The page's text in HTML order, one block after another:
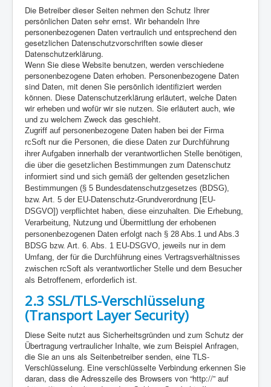
Die Betreiber dieser Seiten nehmen den Schutz Ihrer
persönlichen Daten sehr ernst. Wir behandeln Ihre
personenbezogenen Daten vertraulich und entsprechend den
gesetzlichen Datenschutzvorschriften sowie dieser
Datenschutzerklärung.
Wenn Sie diese Website benutzen, werden verschiedene
personenbezogene Daten erhoben. Personenbezogene Daten
sind Daten, mit denen Sie persönlich identifiziert werden
können. Diese Datenschutzerklärung erläutert, welche Daten
wir erheben und wofür wir sie nutzen. Sie erläutert auch, wie
und zu welchem Zweck das geschieht.
Zugriff auf personenbezogene Daten haben bei der Firma
rcSoft nur die Personen, die diese Daten zur Durchführung
ihrer Aufgaben innerhalb der verantwortlichen Stelle benötigen,
die über die gesetzlichen Bestimmungen zum Datenschutz
informiert sind und sich gemäß der geltenden gesetzlichen
Bestimmungen (§ 5 Bundesdatenschutzgesetzes (BDSG),
bzw. Art. 5 der EU-Datenschutz-Grundverordnung [EU-
DSGVO]) verpflichtet haben, diese einzuhalten. Die Erhebung,
Verarbeitung, Nutzung und Übermittlung der erhobenen
personenbezogenen Daten erfolgt nach § 28 Abs.1 und Abs.3
BDSG bzw. Art. 6. Abs. 1 EU-DSGVO, jeweils nur in dem
Umfang, der für die Durchführung eines Vertragsverhältnisses
zwischen rcSoft als verantwortlicher Stelle und dem Besucher
als Betroffenem, erforderlich ist.
2.3 SSL/TLS-Verschlüsselung
(Transport Layer Security)
Diese Seite nutzt aus Sicherheitsgründen und zum Schutz der
Übertragung vertraulicher Inhalte, wie zum Beispiel Anfragen,
die Sie an uns als Seitenbetreiber senden, eine TLS-
Verschlüsselung. Eine verschlüsselte Verbindung erkennen Sie
daran, dass die Adresszeile des Browsers von “http://” auf